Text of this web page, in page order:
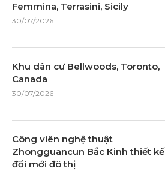
Femmina, Terrasini, Sicily
30/07/2026
Khu dân cư Bellwoods, Toronto,
Canada
30/07/2026
Công viên nghệ thuật
Zhongguancun Bắc Kinh thiết kế
đổi mới đô thị